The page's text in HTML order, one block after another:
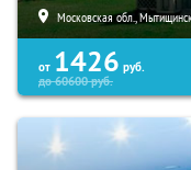
Московская обл.,
от 1426 руб.
до60600руб.